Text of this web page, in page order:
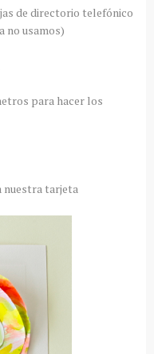
de directorio telefónico
no usamos)
para hacer los
nuestra tarjeta